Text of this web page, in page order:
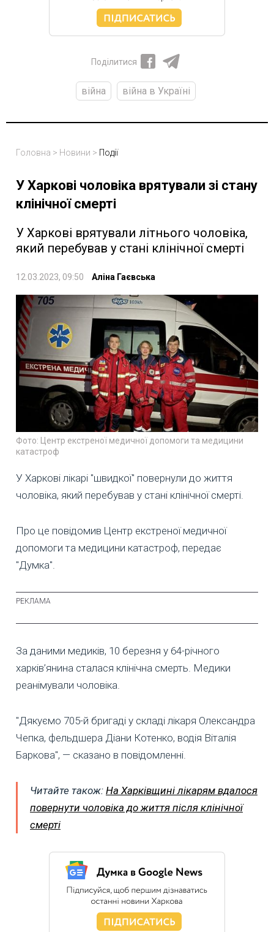
Поділитися
війна війна в Україні
Головна > Новини > Події
У Харкові чоловіка врятували зі стану
клінічної смерті
У Харкові врятували літнього чоловіка,
який перебував у стані клінічної смерті
12.03.2023, 09:50 Аліна Гаєвська
Фото: Центр екстреної медичної допомоги та медицини
катастроф
У Харкові лікарі "швидкої" повернули до життя
чоловіка, який перебував у стані клінічної смерті.
Про це повідомив Центр екстреної медичної
допомоги та медицини катастроф, передає
"Думка".
За даними медиків, 10 березня у 64-річного
харків’янина сталася клінічна смерть. Медики
реанімували чоловіка.
"Дякуємо 705-й бригаді у складі лікаря Олександра
Чепка, фельдшера Діани Котенко, водія Віталія
Баркова", — сказано в повідомленні.
Читайте також: На Харківщині лікарям вдалося
повернути чоловіка до життя після клінічної
смерті